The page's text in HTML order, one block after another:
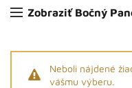
Zobraziť Bočný
Neboli nájdené
vášmu výberu.